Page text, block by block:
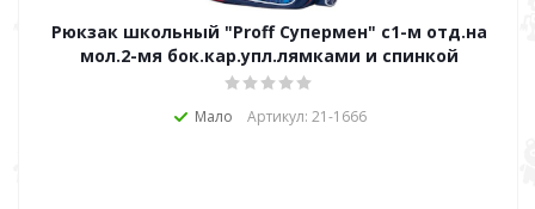
Рюкзак школьный "Proff Супермен" с1-м отд.на
мол.2-мя бок.кар.упл.лямками и спинкой
Мало Артикул: 21-1666